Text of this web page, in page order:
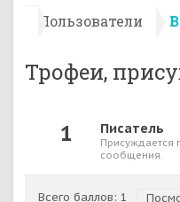
Пользователи
Трофеи,
1 Писатель
Присуждается
сообщения.
Всего баллов: 1